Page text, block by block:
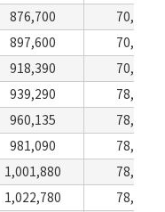
876,700
70,840
897,600
70,840
918,390
70,840
939,290
78,650
960,135
78,650
981,090
78,650
1,001,880
78,650
1,022,780
78,650